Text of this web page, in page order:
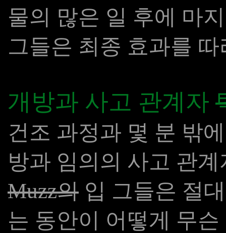
물의 많은 일 후에 마
그들은 최종 효과를 따
개방과 사고 관계자
건조 과정과 몇 분 밖
방과 임의의 사고 관
Muzz의 입 그들은 절
는 동안이 어떻게 무